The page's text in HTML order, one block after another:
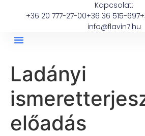
Kapcsolat:
+36 20 777-27-00+36 36 515-697
info@flavin7.hu
Ladányi
előadás